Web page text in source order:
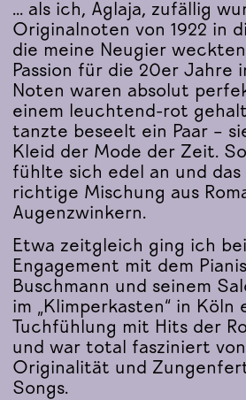
... als ich, Aglaja, zufällig
Originalnoten von 1922 in
die meine Neugier
Passion für die 20er Jahre
Noten waren absolut
einem leuchtend-rot
tanzte beseelt ein Paar –
Kleid der Mode der Zeit.
fühlte sich edel an und das
richtige Mischung aus
Augenzwinkern.
Etwa zeitgleich ging ich
Engagement mit dem
Buschmann und seinem
im „Klimperkasten“ in Köln
Tuchfühlung mit Hits der
und war total fasziniert
Originalität und
Songs.